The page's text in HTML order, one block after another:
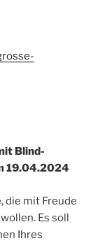
Blind-
19.04.2024
die mit Freude
wollen. Es soll
Ihres